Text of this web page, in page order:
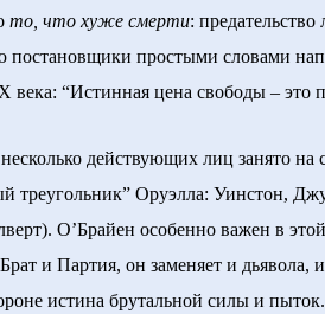
то, что хуже смерти:
постановщики простыми словами
века: “Истинная цена свободы – это
действующих лиц занято на
треугольник” Оруэлла: Уинстон,
О’Брайен особенно важен в
и Партия, он заменяет и дьявола,
истина брутальной силы и